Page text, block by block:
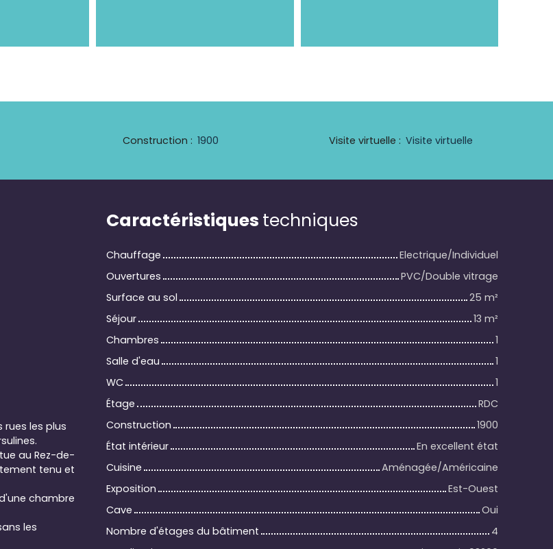
Construction : 1900 Visite virtuelle : Visite virtuelle
les plus
au Rez-de-
tenu et
chambre
les
Caractéristiques techniques
Chauffage
Electrique/Individuel
Ouvertures
PVC/Double vitrage
Surface au sol
25 m²
Séjour
13 m²
Chambres
1
Salle d'eau
1
WC
1
Étage
RDC
Construction
1900
État intérieur
En excellent état
Cuisine
Aménagée/Américaine
Exposition
Est-Ouest
Cave
Oui
Nombre d'étages du bâtiment
4